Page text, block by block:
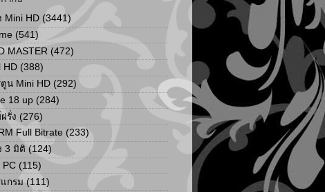
Mini HD (3441)
(541)
MASTER (472)
HD (388)
ตูน Mini HD (292)
18 up (284)
รั่ง (276)
Full Bitrate (233)
3 มิติ (124)
PC (115)
กรม (111)